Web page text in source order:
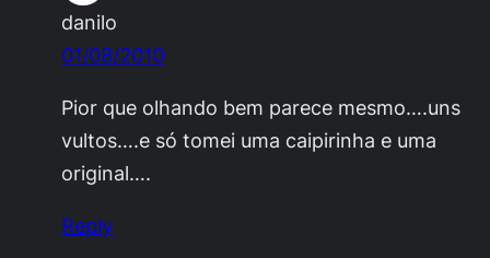
danilo
01/08/2010
Pior que olhando bem parece mesmo….uns
vultos….e só tomei uma caipirinha e uma
original….
Reply